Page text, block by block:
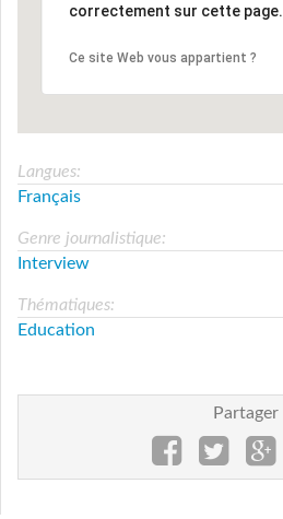
correctement sur cette page.
Ce site Web vous appartient ?
Langues:
Français
Genre journalistique:
Interview
Thématiques:
Education
Partager